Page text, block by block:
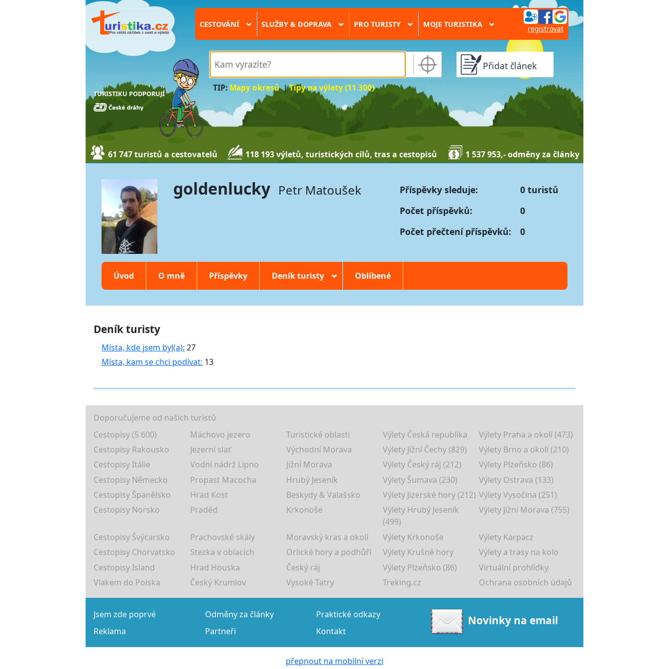
TURISTIKU PODPORUJÍ
CESTOVÁNÍ › SLUŽBY & DOPRAVA › PRO TURISTY › MOJE TURISTIKA › registrovat
TIP: Mapy okresů|Tipy na výlety (11 300)
Přidat článek
61 747 turistů a cestovatelů 118 193 výletů, turistických cílů, tras a cestopisů 1 537 953,- odměny za články
goldenlucky Petr Matoušek Příspěvky sleduje:
0 turistů
Počet příspěvků:
0
Počet přečtení příspěvků:
0
Úvod O mně Příspěvky Deník turisty › Oblíbené
Deník turisty
Místa, kde jsem byl(a): 27
Místa, kam se chci podívat: 13
Doporučujeme od našich turistů
Cestopisy (5 600)
Máchovo jezero Turistické oblasti Výlety Česká republika
Výlety Praha a okolí (473)
Cestopisy Rakousko
Jezerní slať Východní Morava Výlety Jižní Čechy (829)
Výlety Brno a okolí (210)
Cestopisy Itálie
Vodní nádrž Lipno Jižní Morava Výlety Český ráj (212)
Výlety Plzeňsko (86)
Cestopisy Německo
Propast Macocha Hrubý Jeseník Výlety Šumava (230)
Výlety Ostrava (133)
Cestopisy Španělsko
Hrad Kost Beskydy & Valašsko Výlety Jizerské hory (212) Výlety Vysočina (251)
Cestopisy Norsko
Praděd Krkonoše
Výlety Hrubý Jeseník
(499)
Výlety Jižní Morava (755)
Cestopisy Švýcarsko Prachovské skály Moravský kras a okolí Výlety Krkonoše
Výlety Karpacz
Cestopisy Chorvatsko
Stezka v oblacích Orlické hory a podhůří Výlety Krušné hory
Výlety a trasy na kolo
Cestopisy Island
Hrad Houska Český ráj Výlety Plzeňsko (86)
Virtuální prohlídky
Vlakem do Polska
Český Krumlov Vysoké Tatry Treking.cz Ochrana osobních údajů
Jsem zde poprvé Odměny za články
Praktické odkazy
Reklama
Partneři Kontakt
Novinky na email
přepnout na mobilní verzi